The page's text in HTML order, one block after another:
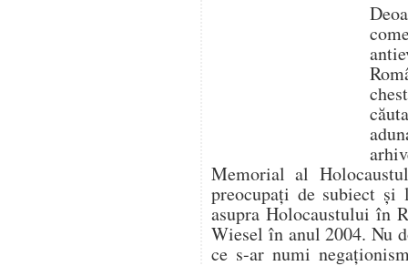
Memorial al
preocupați de subiect
asupra Holocaustului în
Wiesel în anul 2004. Nu
ce s-ar numi